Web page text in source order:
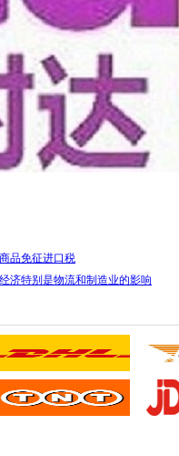
品免征进口税
济特别是物流和制造业的影响